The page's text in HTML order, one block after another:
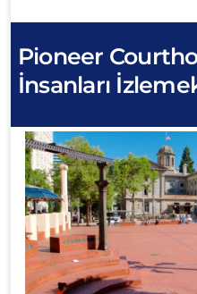
Pioneer
İnsanları